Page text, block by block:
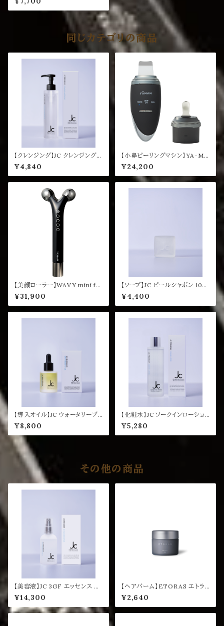
同じカテゴリの商品
【クレンジング】JC クレンジングウ
ォーター プラス 200mL
¥4,840
【小鼻ピーリングマシン】YA-MA
N ヒートソニックピーリング for S
alon
¥24,200
【美顔ローラー】WAVY mini fo
r salon YAMAN
¥31,900
【ソープ】JC ピールシャボン 100
g
¥4,400
【導入オイル】JC ウォータリーブ
ースターオイル
¥8,800
【化粧水】JC ソークインローショ
ン 200mL
¥5,280
その他の商品
【美容液】JC 3GF エッセンス リ
ッチ プラス
¥14,300
【ヘアバーム】ETORAS エトラ
ス レアバーム 80g
¥2,640